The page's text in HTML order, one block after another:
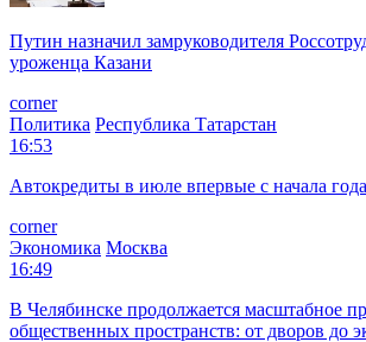
Путин назначил замруководителя
уроженца Казани
corner
Политика Республика Татарстан
16:53
Автокредиты в июле впервые с начала
corner
Экономика Москва
16:49
В Челябинске продолжается масштабное
общественных пространств: от дворов до